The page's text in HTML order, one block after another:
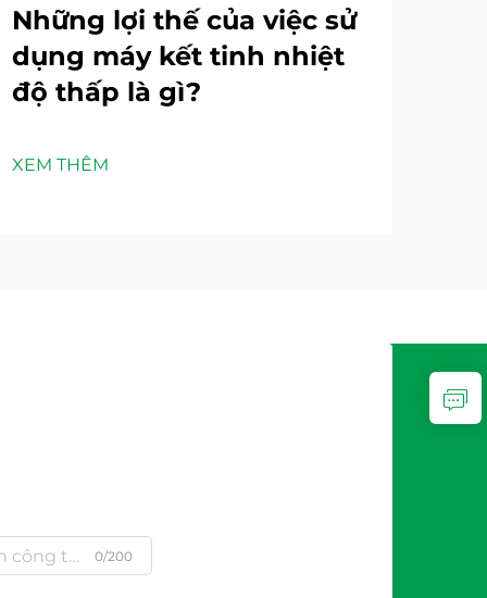
Những lợi thế của việc sử
dụng máy kết tinh nhiệt
độ thấp là gì?
XEM THÊM
0/200